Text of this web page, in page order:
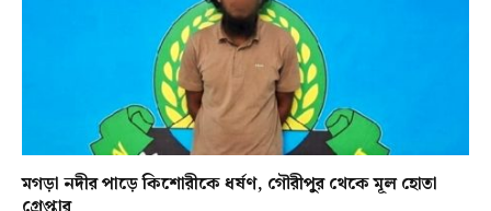
মগড়া নদীর পাড়ে কিশোরীকে ধর্ষণ, গৌরীপুর থেকে মূল হোতা